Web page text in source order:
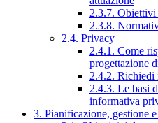
2.3.7. Obiettivi
2.3.8.
2.4. Privacy
2.4.1. Come
progettazione
2.4.2. Richiedi
2.4.3. Le basi
informativa
3. Pianificazione, gestione e